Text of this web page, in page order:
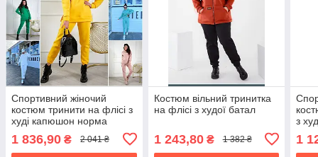
Спортивний жіночий
костюм тринити на флісі з
худі капюшон норма
1 836,90 ₴ 2 041 ₴
Костюм вільний тринитка
на флісі з худої батал
1 243,80₴ 1 382 ₴
з
1